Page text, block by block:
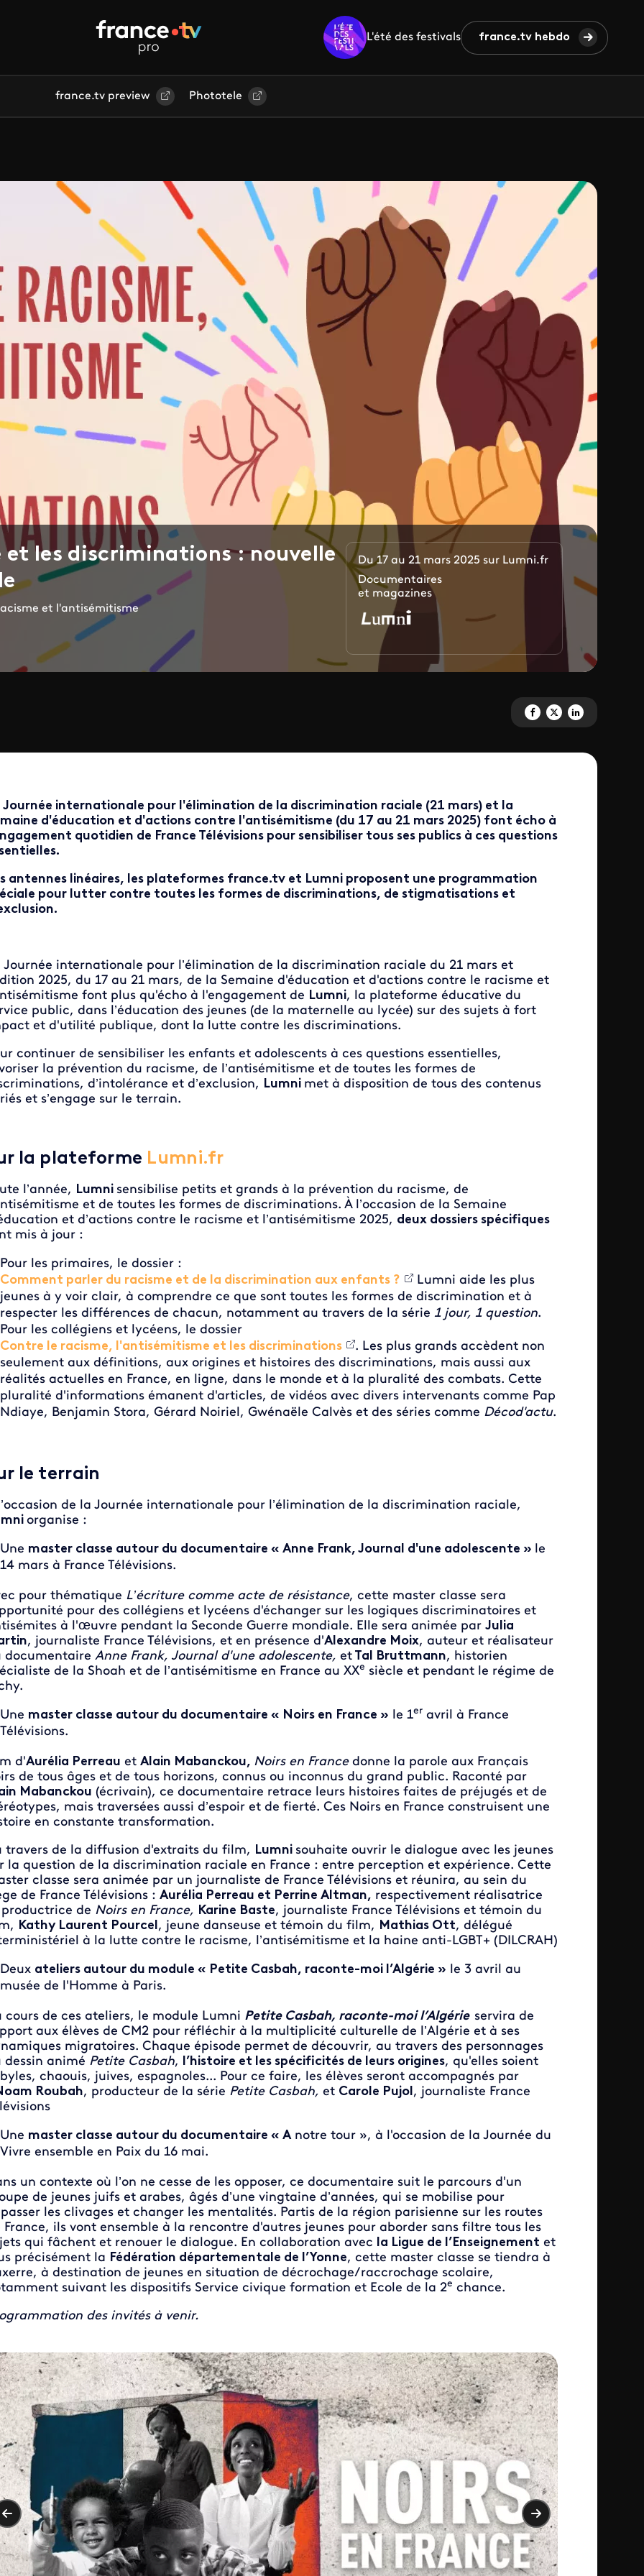
L'été des festivals france.tv hebdo
france.tv preview Phototele
les discriminations : nouvelle
et l'antisémitisme
Du 17 au 21 mars 2025 sur Lumni.fr
Documentaires
et magazines
Partagez 'Lutte contre le
Partagez 'Lutte contre
Partagez 'Lutte
Journée internationale pour l'élimination de la discrimination raciale (21 mars) et la
d'éducation et d'actions contre l'antisémitisme (du 17 au 21 mars 2025) font écho à
quotidien de France Télévisions pour sensibiliser tous ses publics à ces questions
antennes linéaires, les plateformes france.tv et Lumni proposent une programmation
pour lutter contre toutes les formes de discriminations, de stigmatisations et
Journée internationale pour l’élimination de la discrimination raciale du 21 mars et
2025, du 17 au 21 mars, de la Semaine d'éducation et d'actions contre le racisme et
font plus qu'écho à l'engagement de Lumni, la plateforme éducative du
public, dans l’éducation des jeunes (de la maternelle au lycée) sur des sujets à fort
et d'utilité publique, dont la lutte contre les discriminations.
continuer de sensibiliser les enfants et adolescents à ces questions essentielles,
la prévention du racisme, de l’antisémitisme et de toutes les formes de
d’intolérance et d’exclusion, Lumni met à disposition de tous des contenus
et s’engage sur le terrain.
la plateforme Lumni.fr
l’année, Lumni sensibilise petits et grands à la prévention du racisme, de
et de toutes les formes de discriminations. À l’occasion de la Semaine
et d’actions contre le racisme et l’antisémitisme 2025, deux dossiers spécifiques
mis à jour :
Pour les primaires, le dossier :
Comment parler du racisme et de la discrimination aux enfants ?
Lumni aide les plus
jeunes à y voir clair, à comprendre ce que sont toutes les formes de discrimination et à
respecter les différences de chacun, notamment au travers de la série 1 jour, 1 question.
Pour les collégiens et lycéens, le dossier
Contre le racisme, l'antisémitisme et les discriminations
. Les plus grands accèdent non
seulement aux définitions, aux origines et histoires des discriminations, mais aussi aux
réalités actuelles en France, en ligne, dans le monde et à la pluralité des combats. Cette
pluralité d'informations émanent d'articles, de vidéos avec divers intervenants comme Pap
Ndiaye, Benjamin Stora, Gérard Noiriel, Gwénaële Calvès et des séries comme Décod'actu.
le terrain
de la Journée internationale pour l’élimination de la discrimination raciale,
organise :
Une master classe autour du documentaire « Anne Frank, Journal d'une adolescente » le
14 mars à France Télévisions.
pour thématique L’écriture comme acte de résistance, cette master classe sera
pour des collégiens et lycéens d'échanger sur les logiques discriminatoires et
à l'œuvre pendant la Seconde Guerre mondiale. Elle sera animée par Julia
, journaliste France Télévisions, et en présence d'Alexandre Moix, auteur et réalisateur
documentaire Anne Frank, Journal d'une adolescente, etTal Bruttmann, historien
de la Shoah et de l’antisémitisme en France au XXe siècle et pendant le régime de
Une master classe autour du documentaire « Noirs en France » le 1er avril à France
Télévisions.
d'Aurélia Perreau et Alain Mabanckou, Noirs en Francedonne la parole aux Français
de tous âges et de tous horizons, connus ou inconnus du grand public. Raconté par
Mabanckou (écrivain), ce documentaire retrace leurs histoires faites de préjugés et de
mais traversées aussi d’espoir et de fierté. Ces Noirs en France construisent une
en constante transformation.
travers de la diffusion d'extraits du film, Lumni souhaite ouvrir le dialogue avec les jeunes
la question de la discrimination raciale en France : entre perception et expérience. Cette
classe sera animée par un journaliste de France Télévisions et réunira, au sein du
de France Télévisions : Aurélia Perreau et Perrine Altman, respectivement réalisatrice
de Noirs en France, Karine Baste, journaliste France Télévisions et témoin du
Kathy Laurent Pourcel, jeune danseuse et témoin du film, Mathias Ott, délégué
à la lutte contre le racisme, l’antisémitisme et la haine anti-LGBT+ (DILCRAH)
Deux ateliers autour du module « Petite Casbah, raconte-moi l’Algérie » le 3 avril au
musée de l'Homme à Paris.
cours de ces ateliers, le module Lumni Petite Casbah, raconte-moi l’Algérie servira de
aux élèves de CM2 pour réfléchir à la multiplicité culturelle de l’Algérie et à ses
migratoires. Chaque épisode permet de découvrir, au travers des personnages
dessin animé Petite Casbah, l’histoire et les spécificités de leurs origines, qu'elles soient
chaouis, juives, espagnoles... Pour ce faire, les élèves seront accompagnés par
Roubah, producteur de la série Petite Casbah, et Carole Pujol, journaliste France
Une master classe autour du documentaire « Anotre tour », à l'occasion de la Journée du
Vivre ensemble en Paix du 16 mai.
un contexte où l’on ne cesse de les opposer, ce documentaire suit le parcours d'un
de jeunes juifs et arabes, âgés d’une vingtaine d’années, qui se mobilise pour
les clivages et changer les mentalités. Partis de la région parisienne sur les routes
France, ils vont ensemble à la rencontre d'autres jeunes pour aborder sans filtre tous les
qui fâchent et renouer le dialogue. En collaboration avec la Ligue de l’Enseignement et
précisément la Fédération départementale de l’Yonne, cette master classe se tiendra à
à destination de jeunes en situation de décrochage/raccrochage scolaire,
suivant les dispositifs Service civique formation et Ecole de la 2e chance.
des invités à venir.